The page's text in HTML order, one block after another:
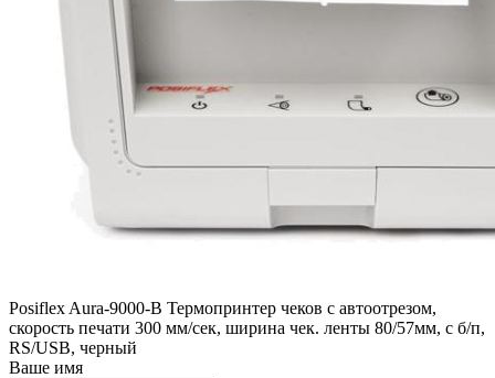
Posiflex Aura-9000-В Термопринтер чеков с автоотрезом,
скорость печати 300 мм/сек, ширина чек. ленты 80/57мм, с б/п,
RS/USB, черный
Ваше имя